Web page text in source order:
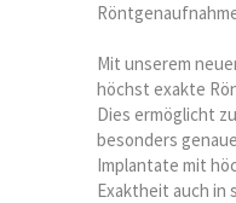
Mit unserem
höchst exakte
Dies ermöglicht
besonders
Implantate mit
Exaktheit auch in